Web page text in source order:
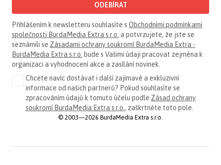
ODEBÍRAT
Přihlášením k newsletteru souhlasíte s Obchodními podmínkami
společnosti BurdaMedia Extra s.r.o. a potvrzujete, že jste se
seznámili se Zásadami ochrany soukromí BurdaMedia Extra -
BurdaMedia Extra s.r.o. bude s Vašimi údaji pracovat zejména k
organizaci a vyhodnocení akce a zasílání novinek.
Chcete navíc dostávat i další zajímavé a exkluzivní
informace od našich partnerů? Pokud souhlasíte se
zpracováním údajů k tomuto účelu podle Zásad ochrany
soukromí BurdaMedia Extra s.r.o. , zaškrtněte toto pole.
© 2003—2026 BurdaMedia Extra s.r.o.